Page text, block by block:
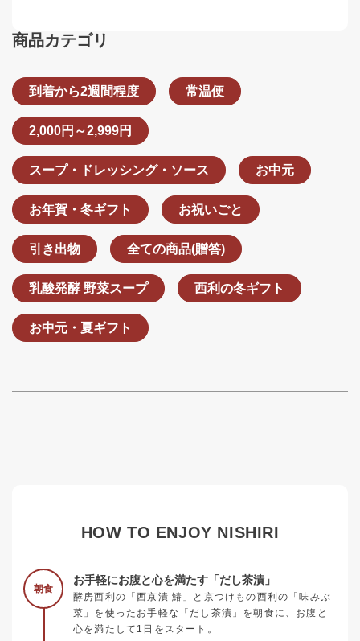
商品カテゴリ
到着から2週間程度 常温便
2,000円～2,999円
スープ・ドレッシング・ソース お中元
お年賀・冬ギフト お祝いごと
引き出物 全ての商品(贈答)
乳酸発酵 野菜スープ 西利の冬ギフト
お中元・夏ギフト
HOW TO ENJOY NISHIRI
朝食
お手軽にお腹と心を満たす「だし茶漬」
酵房西利の「西京漬 鰆」と京つけもの西利の「味みぶ
菜」を使ったお手軽な「だし茶漬」を朝食に、お腹と
心を満たして1日をスタート。